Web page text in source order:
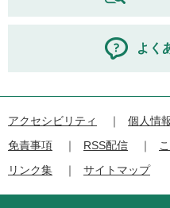
よく
アクセシビリティ
個人情
免責事項
RSS配信
リンク集
サイトマップ